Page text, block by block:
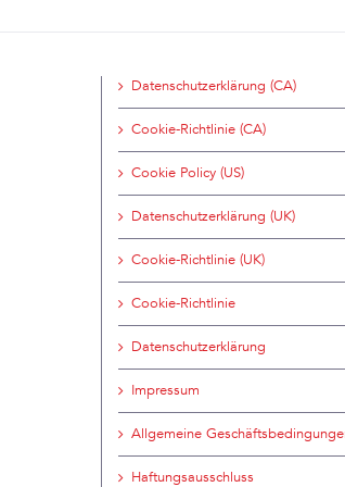
Datenschutzerklärung (CA)
Cookie-Richtlinie (CA)
Cookie Policy (US)
Datenschutzerklärung (UK)
Cookie-Richtlinie (UK)
Cookie-Richtlinie
Datenschutzerklärung
Impressum
Allgemeine
Haftungsausschluss